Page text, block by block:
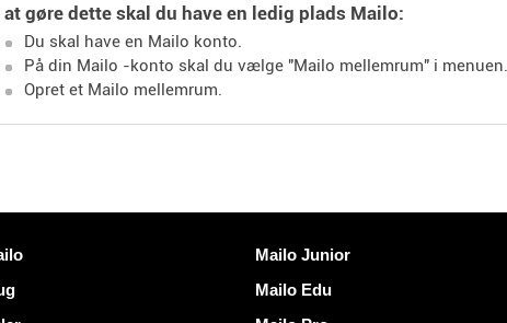
at gøre dette skal du have en ledig plads Mailo:
Du skal have en Mailo konto.
På din Mailo -konto skal du vælge "Mailo mellemrum" i menuen.
Opret et Mailo mellemrum.
Opdag Mailo
Mailo Junior
Mailo Edu